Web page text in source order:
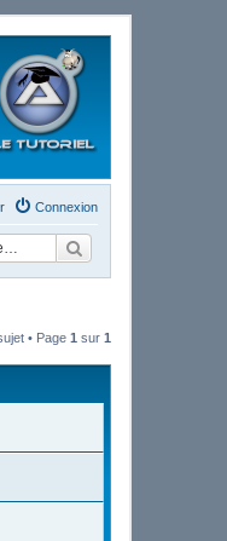
Connexion
• Page 1 sur 1